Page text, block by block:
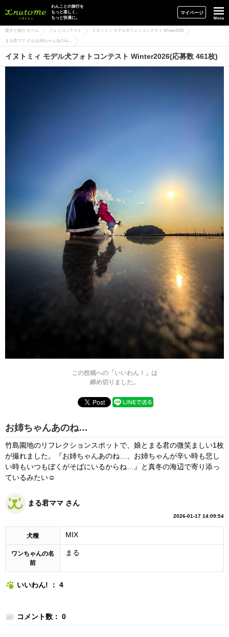
イヌトミィ
わんことの旅行を
もっと楽しく、
もっと快適に。
マイページ
愛犬と旅行 ホーム フォトコンテスト イヌトミィ モデル犬フォトコンテスト Winter2026
まる君ママ さん/お姉ちゃんあのね…
イヌトミィ モデル犬フォトコンテスト Winter2026(応募数 461枚)
この投稿への「いいわん！」は
締め切りました。
お姉ちゃんあのね…
竹島園地のリフレクションスポットで、娘とまる君の微笑ましい1枚
が撮れました。『お姉ちゃんあのね…、お姉ちゃんが辛い時も悲し
い時もいつもぼくがそばにいるからね…』と真冬の海辺で寄り添っ
ているみたい☺️
まる君ママ さん
2026-01-17 14:09:54
犬種 MIX
ワンちゃんの名
前
まる
いいわん! ： 4
コメント数： 0